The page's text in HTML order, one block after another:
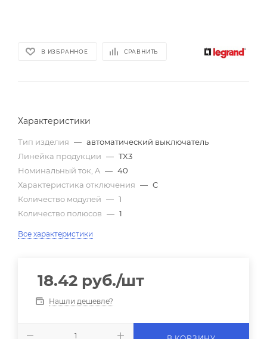
В ИЗБРАННОЕ СРАВНИТЬ
Характеристики
Тип изделия — автоматический выключатель
Линейка продукции — TX3
Номинальный ток, A — 40
Характеристика отключения — C
Количество модулей — 1
Количество полюсов — 1
Все характеристики
18.42 руб./шт
Нашли дешевле?